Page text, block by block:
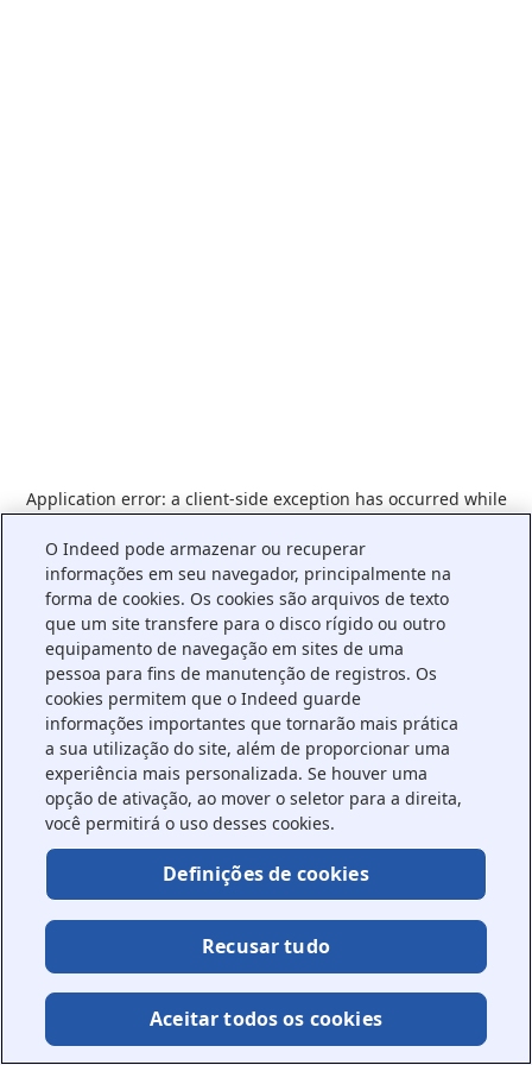
Application error: a client-side exception has occurred while
information).
O Indeed pode armazenar ou recuperar
informações em seu navegador, principalmente na
forma de cookies. Os cookies são arquivos de texto
que um site transfere para o disco rígido ou outro
equipamento de navegação em sites de uma
pessoa para fins de manutenção de registros. Os
cookies permitem que o Indeed guarde
informações importantes que tornarão mais prática
a sua utilização do site, além de proporcionar uma
experiência mais personalizada. Se houver uma
opção de ativação, ao mover o seletor para a direita,
você permitirá o uso desses cookies.
Definições de cookies
Recusar tudo
Aceitar todos os cookies